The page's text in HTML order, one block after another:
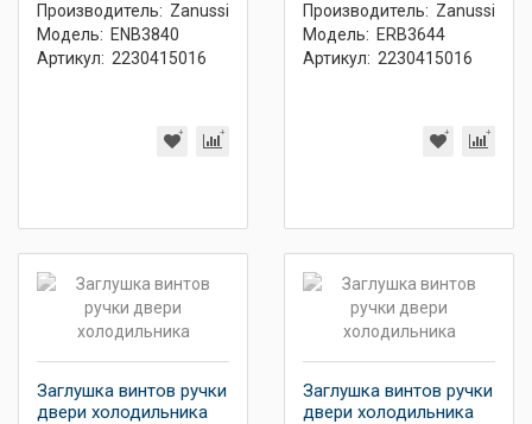
Производитель: Zanussi
Модель: ENB3840
Артикул: 2230415016
Производитель: Zanussi
Модель: ERB3644
Артикул: 2230415016
Заглушка винтов ручки
двери холодильника
Заглушка винтов ручки
двери холодильника